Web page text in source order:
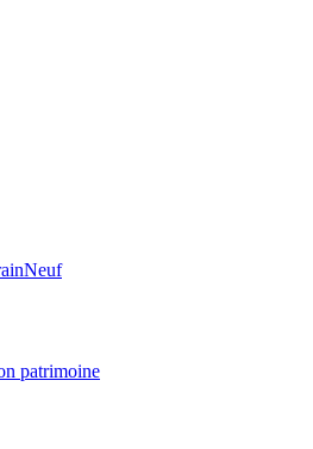
Neuf
patrimoine